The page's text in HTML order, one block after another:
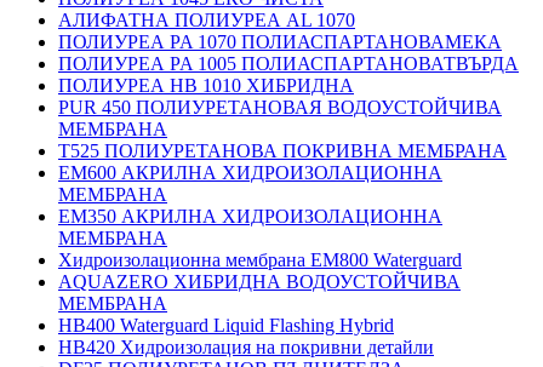
АЛИФАТНА ПОЛИУРЕА AL 1070
ПОЛИУРЕА PA 1070 ПОЛИАСПАРТАНОВАМЕКА
ПОЛИУРЕА PA 1005 ПОЛИАСПАРТАНОВАТВЪРДА
ПОЛИУРЕА HB 1010 ХИБРИДНА
PUR 450 ПОЛИУРЕТАНОВАЯ ВОДОУСТОЙЧИВА
МЕМБРАНА
T525 ПОЛИУРЕТАНОВА ПОКРИВНА МЕМБРАНА
EM600 АКРИЛНА ХИДРОИЗОЛАЦИОННА
МЕМБРАНА
EM350 АКРИЛНА ХИДРОИЗОЛАЦИОННА
МЕМБРАНА
Хидроизолационна мембрана EM800 Waterguard
AQUAZERO ХИБРИДНА ВОДОУСТОЙЧИВА
МЕМБРАНА
HB400 Waterguard Liquid Flashing Hybrid
HB420 Хидроизолация на покривни детайли